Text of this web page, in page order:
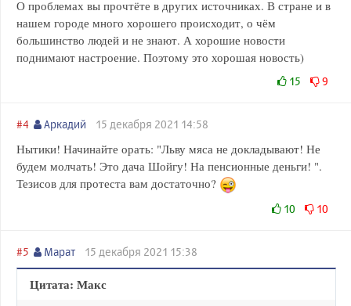
О проблемах вы прочтёте в других источниках. В стране и в
нашем городе много хорошего происходит, о чём
большинство людей и не знают. А хорошие новости
поднимают настроение. Поэтому это хорошая новость)
15 9
#4 Аркадий 15 декабря 2021 14:58
Нытики! Начинайте орать: "Льву мяса не докладывают! Не
будем молчать! Это дача Шойгу! На пенсионные деньги! ".
Тезисов для протеста вам достаточно?
10 10
#5 Марат 15 декабря 2021 15:38
Цитата: Макс